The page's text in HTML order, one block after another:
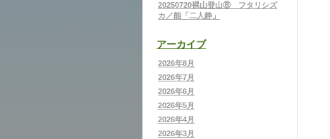
20250720裸山登山⑧ フタリシズ
カ／能「二人静」
アーカイブ
2026年8月
2026年7月
2026年6月
2026年5月
2026年4月
2026年3月